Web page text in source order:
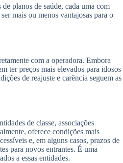
planos de saúde, cada uma com
mais ou menos vantajosas para o
com a operadora. Embora
ter preços mais elevados para idosos
de reajuste e carência seguem as
de classe, associações
oferece condições mais
e, em alguns casos, prazos de
para novos entrantes. É uma
a essas entidades.